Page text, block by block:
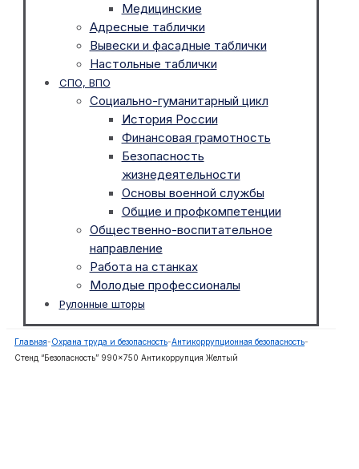
Медицинские
Адресные таблички
Вывески и фасадные таблички
Настольные таблички
СПО, ВПО
Социально-гуманитарный цикл
История России
Финансовая грамотность
Безопасность
жизнедеятельности
Основы военной службы
Общие и профкомпетенции
Общественно-воспитательное
направление
Работа на станках
Молодые профессионалы
Рулонные шторы
Главная-Охрана труда и безопасность-Антикоррупционная безопасность-
Стенд “Безопасность” 990×750 Антикоррупция Желтый